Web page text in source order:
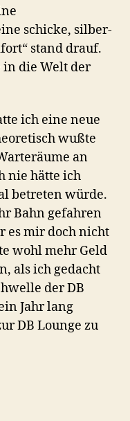
schicke, silber-
stand drauf.
die Welt der
ich eine neue
wußte
an
nie hätte ich
betreten würde.
Bahn gefahren
es mir doch nicht
wohl mehr Geld
als ich gedacht
der DB
Jahr lang
DB Lounge zu